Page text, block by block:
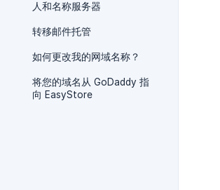
人和名称服务器
转移邮件托管
如何更改我的网域名称？
将您的域名从 GoDaddy 指
向 EasyStore